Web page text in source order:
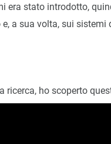
era stato introdotto,
a sua volta, sui sistemi
ricerca, ho scoperto